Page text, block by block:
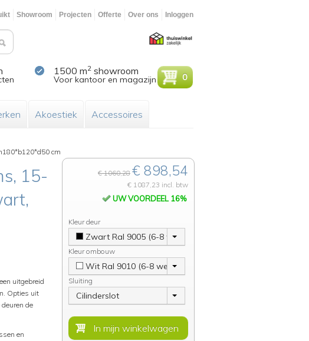
Showroom Projecten Offerte Over ons Inloggen
1500 m2 showroom
Voor kantoor en magazijn 0
Akoestiek Accessoires
cm
15-
uitgebreid
Opties uit
de
en
€ 1060,28 € 898,54
€ 1087,23 incl. btw
UW VOORDEEL 16%
Kleur deur
Zwart Ral 9005 (6-8 weken)
Kleur ombouw
Wit Ral 9010 (6-8 weken)
Sluiting
Cilinderslot